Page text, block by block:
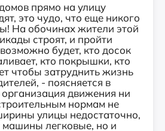
прямо на улицу
это чудо, что еще никого
На обочинах жители этой
строят, и пройти
будет, кто досок
кто покрышки, кто
чтобы затруднить жизнь
- поясняется в
организация движения ни
нормам не
улицы недостаточно,
машины легковые, но и